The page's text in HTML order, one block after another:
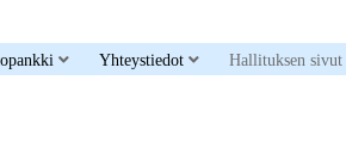
menu
open dropdown menu
Yhteystiedot open dropdown menu
Hallituksen sivut